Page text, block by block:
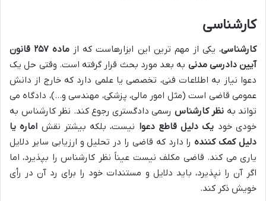
کارشناسی
کارشناسی، یکی از مهم ترین این ابزارهاست که از
ماده ۲۵۷ قانون
آیین دادرسی مدنی به بعد مورد بحث قرار گرفته است. وقتی حل یک
دعوا نیاز به اطلاعات فنی، تخصصی یا علمی دارد که خارج از دانش
عمومی قاضی است (مثل امور مالی، پزشکی، مهندسی و…)، دادگاه می
تواند به نظر کارشناس رسمی دادگستری رجوع کند. نظر کارشناس به
خودی خود یک دلیل قاطع دعوا نیست، بلکه بیشتر نقش اماره یا
دلیل کمک کنندهرا دارد که قاضی را در تحلیل و ارزیابی سایر دلایل
یاری می کند. قاضی مکلف نیست عیناً نظر کارشناس را بپذیرد، اما
اگر آن را نپذیرد، باید دلایل و مستندات خود را برای رد آن در رأی
خویش ذکر کند.